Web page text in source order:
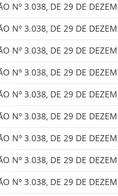
Nº 3.038, DE 29 DE
Nº 3.038, DE 29 DE
Nº 3.038, DE 29 DE
Nº 3.038, DE 29 DE
Nº 3.038, DE 29 DE
Nº 3.038, DE 29 DE
Nº 3.038, DE 29 DE
Nº 3.038, DE 29 DE
Nº 3.038, DE 29 DE